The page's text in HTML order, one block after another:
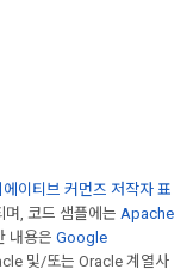
에이티브 커먼즈 저작자 표
며, 코드 샘플에는 Apache
내용은 Google
및/또는 Oracle 계열사